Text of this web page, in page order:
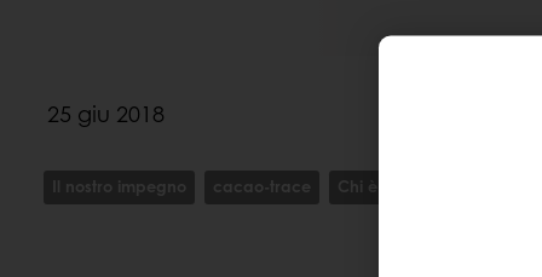
25 giu 2018
Il nostro impegno cacao-trace Chi è Puratos